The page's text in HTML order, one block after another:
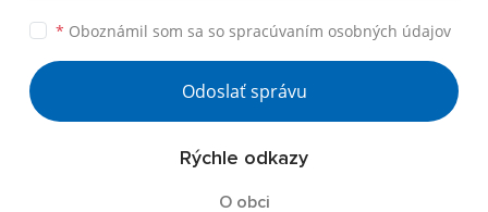
* Oboznámil som sa so spracúvaním osobných údajov
Odoslať správu
Rýchle odkazy
O obci